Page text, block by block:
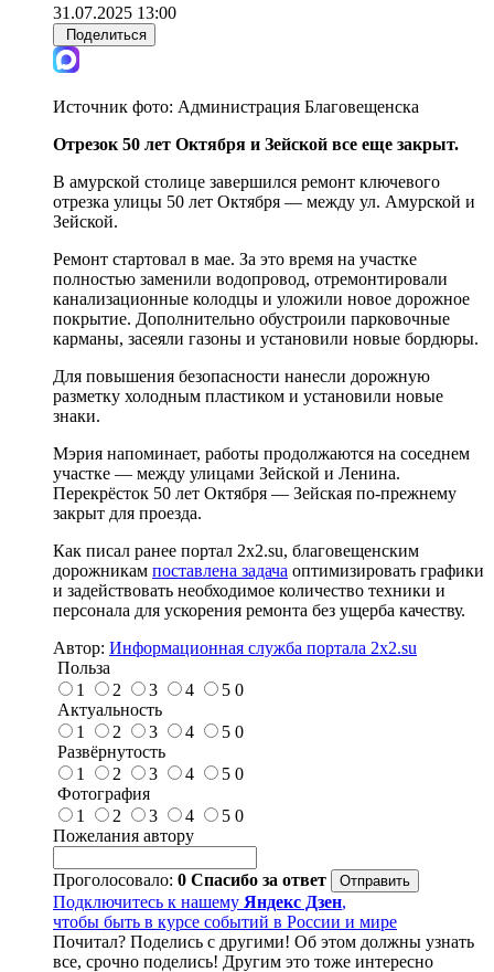
31.07.2025 13:00
Поделиться
Источник фото: Администрация Благовещенска
Отрезок 50 лет Октября и Зейской все еще закрыт.
В амурской столице завершился ремонт ключевого
отрезка улицы 50 лет Октября — между ул. Амурской и
Зейской.
Ремонт стартовал в мае. За это время на участке
полностью заменили водопровод, отремонтировали
канализационные колодцы и уложили новое дорожное
покрытие. Дополнительно обустроили парковочные
карманы, засеяли газоны и установили новые бордюры.
Для повышения безопасности нанесли дорожную
разметку холодным пластиком и установили новые
знаки.
Мэрия напоминает, работы продолжаются на соседнем
участке — между улицами Зейской и Ленина.
Перекрёсток 50 лет Октября — Зейская по-прежнему
закрыт для проезда.
Как писал ранее портал 2х2.su, благовещенским
дорожникам поставлена задача оптимизировать графики
и задействовать необходимое количество техники и
персонала для ускорения ремонта без ущерба качеству.
Автор: Информационная служба портала 2x2.su
Польза
1
2 3 4 5 0
Актуальность
1
2 3 4 5 0
Развёрнутость
1
2 3 4 5 0
Фотография
1
2 3 4 5 0
Пожелания автору
Проголосовало: 0 Спасибо за ответ
Подключитесь к нашему Яндекс Дзен,
чтобы быть в курсе событий в России и мире
Почитал? Поделись с другими! Об этом должны узнать
все, срочно поделись! Другим это тоже интересно